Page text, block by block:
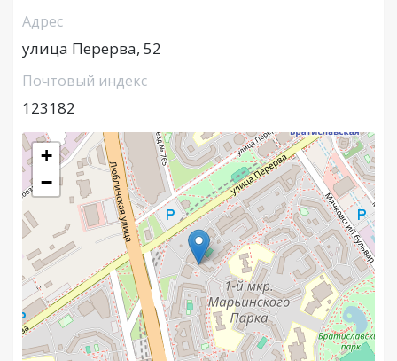
Адрес
улица Перерва, 52
Почтовый индекс
123182
+
−